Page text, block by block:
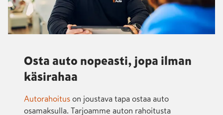
Osta auto nopeasti, jopa ilman
käsirahaa
Autorahoitus on joustava tapa ostaa auto
osamaksulla. Tarjoamme auton rahoitusta